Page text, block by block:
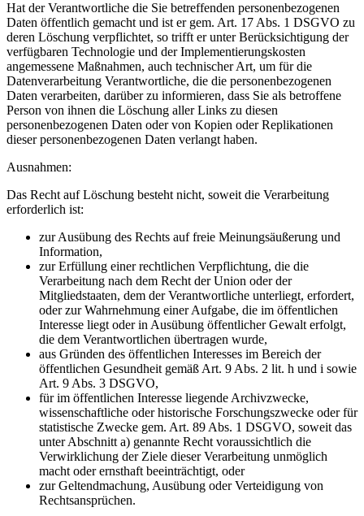
Hat der Verantwortliche die Sie betreffenden personenbezogenen
Daten öffentlich gemacht und ist er gem. Art. 17 Abs. 1 DSGVO zu
deren Löschung verpflichtet, so trifft er unter Berücksichtigung der
verfügbaren Technologie und der Implementierungskosten
angemessene Maßnahmen, auch technischer Art, um für die
Datenverarbeitung Verantwortliche, die die personenbezogenen
Daten verarbeiten, darüber zu informieren, dass Sie als betroffene
Person von ihnen die Löschung aller Links zu diesen
personenbezogenen Daten oder von Kopien oder Replikationen
dieser personenbezogenen Daten verlangt haben.
Ausnahmen:
Das Recht auf Löschung besteht nicht, soweit die Verarbeitung
erforderlich ist:
zur Ausübung des Rechts auf freie Meinungsäußerung und
Information,
zur Erfüllung einer rechtlichen Verpflichtung, die die
Verarbeitung nach dem Recht der Union oder der
Mitgliedstaaten, dem der Verantwortliche unterliegt, erfordert,
oder zur Wahrnehmung einer Aufgabe, die im öffentlichen
Interesse liegt oder in Ausübung öffentlicher Gewalt erfolgt,
die dem Verantwortlichen übertragen wurde,
aus Gründen des öffentlichen Interesses im Bereich der
öffentlichen Gesundheit gemäß Art. 9 Abs. 2 lit. h und i sowie
Art. 9 Abs. 3 DSGVO,
für im öffentlichen Interesse liegende Archivzwecke,
wissenschaftliche oder historische Forschungszwecke oder für
statistische Zwecke gem. Art. 89 Abs. 1 DSGVO, soweit das
unter Abschnitt a) genannte Recht voraussichtlich die
Verwirklichung der Ziele dieser Verarbeitung unmöglich
macht oder ernsthaft beeinträchtigt, oder
zur Geltendmachung, Ausübung oder Verteidigung von
Rechtsansprüchen.